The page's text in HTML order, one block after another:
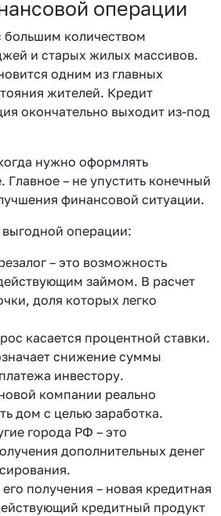
операции
большим количеством
и старых жилых массивов.
одним из главных
жителей. Кредит
окончательно выходит из-под
нужно оформлять
– не упустить конечный
финансовой ситуации.
операции:
– это возможность
займом. В расчет
доля которых легко
касается процентной ставки.
снижение суммы
инвестору.
компании реально
дом с целью заработка.
города РФ – это
дополнительных денег
получения – новая кредитная
кредитный продукт